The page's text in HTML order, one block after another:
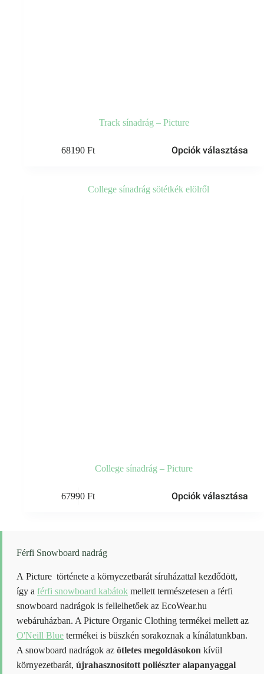
Track sínadrág – Picture
68190 Ft Opciók választása
College sínadrág – Picture
67990 Ft Opciók választása
A
termékoldalon
választhatók
ki
Férfi Snowboard nadrág
A Picture története a környezetbarát síruházattal kezdődött,
így a férfi snowboard kabátok mellett természetesen a férfi
snowboard nadrágok is fellelhetőek az EcoWear.hu
webáruházban. A Picture Organic Clothing termékei mellett az
O'Neill Blue termékei is büszkén sorakoznak a kínálatunkban.
A snowboard nadrágok az ötletes megoldásokon kívül
környezetbarát, újrahasznosított poliészter alapanyaggal